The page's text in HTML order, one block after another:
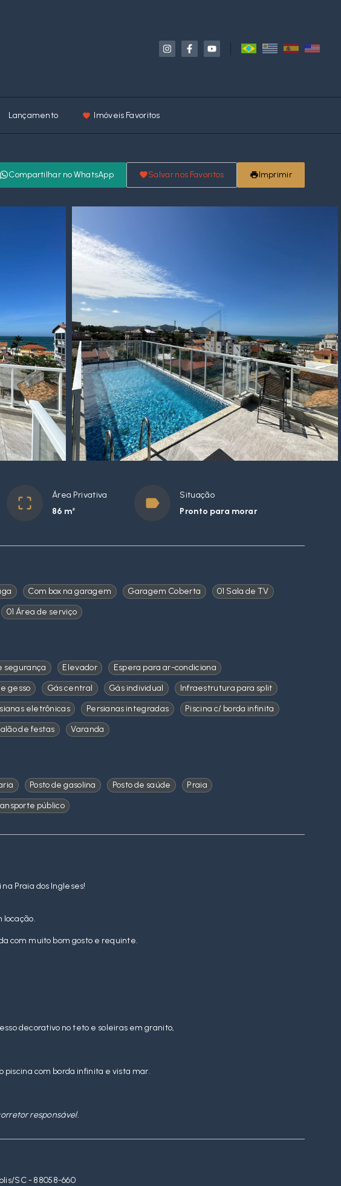
Lançamento Imóveis Favoritos
Compartilhar no WhatsApp Salvar nos Favoritos Imprimir
Área Privativa
86 m²
Situação
Pronto para morar
Com box na garagem Garagem Coberta
01 Sala de TV
01 Área de serviço
segurança Elevador
Espera para ar-condiciona
gesso Gás central Gás individual
Infraestrutura para split
eletrônicas Persianas integradas
Piscina c/ borda infinita
de festas Varanda
Posto de gasolina Posto de saúde
Praia
público
Praia dos Ingleses!
locação.
com muito bom gosto e requinte.
decorativo no teto e soleiras em granito,
com borda infinita e vista mar.
responsável.
SC- 88058-660